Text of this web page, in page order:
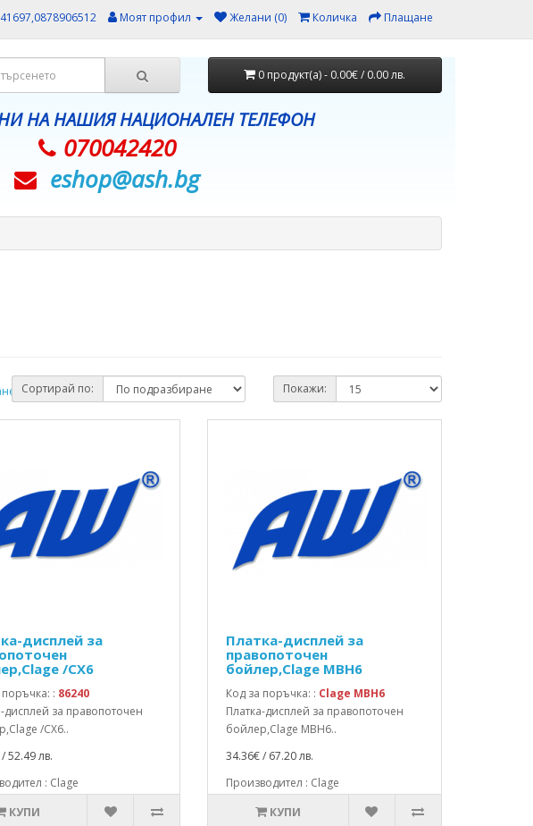
Моят профил Желани (0) Количка Плащане
0 продукт(а) - 0.00€ / 0.00 лв.
НА НАШИЯ НАЦИОНАЛЕН ТЕЛЕФОН
070042420
eshop@­ash.bg
(0)
Сортирай по: Покажи:
дисплей за
/CX6
: 86240
дисплей за правопоточен
/CX6..
52.49 лв.
: Clage
КУПИ
Платка-дисплей за
правопоточен
бойлер,Clage MBH6
Код за поръчка: : Clage MBH6
Платка-дисплей за правопоточен
бойлер,Clage MBH6..
34.36€ / 67.20 лв.
Производител : Clage
КУПИ